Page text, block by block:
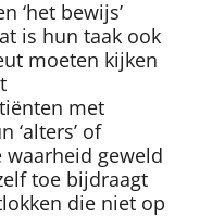
‘het bewijs’
is hun taak ook
moeten kijken
met
‘alters’ of
waarheid geweld
toe bijdraagt
die niet op